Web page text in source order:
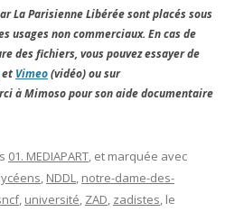
La Parisienne Libérée sont placés sous
usages non commerciaux. En cas de
des fichiers, vous pouvez essayer de
et Vimeo(vidéo) ou sur
à Mimoso pour son aide documentaire
01. MEDIAPART, et marquée avec
lycéens, NDDL, notre-dame-des-
, université, ZAD, zadistes, le